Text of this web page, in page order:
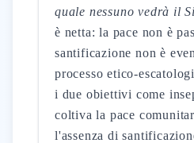
quale nessuno vedrà il
è netta: la pace non è
santificazione non è
processo etico-
i due obiettivi come
coltiva la pace
l'assenza di